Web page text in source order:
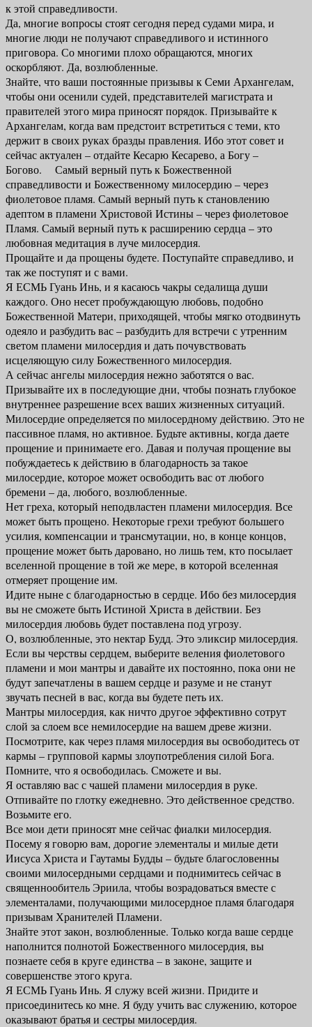
к этой справедливости.
Да, многие вопросы стоят сегодня перед судами мира, и
многие люди не получают справедливого и истинного
приговора. Со многими плохо обращаются, многих
оскорбляют. Да, возлюбленные.
Знайте, что ваши постоянные призывы к Семи Архангелам,
чтобы они осенили судей, представителей магистрата и
правителей этого мира приносят порядок. Призывайте к
Архангелам, когда вам предстоит встретиться с теми, кто
держит в своих руках бразды правления. Ибо этот совет и
сейчас актуален – отдайте Кесарю Кесарево, а Богу –
Богово. Самый верный путь к Божественной
справедливости и Божественному милосердию – через
фиолетовое пламя. Самый верный путь к становлению
адептом в пламени Христовой Истины – через фиолетовое
Пламя. Самый верный путь к расширению сердца – это
любовная медитация в луче милосердия.
Прощайте и да прощены будете. Поступайте справедливо, и
так же поступят и с вами.
Я ЕСМЬ Гуань Инь, и я касаюсь чакры седалища души
каждого. Оно несет пробуждающую любовь, подобно
Божественной Матери, приходящей, чтобы мягко отодвинуть
одеяло и разбудить вас – разбудить для встречи с утренним
светом пламени милосердия и дать почувствовать
исцеляющую силу Божественного милосердия.
А сейчас ангелы милосердия нежно заботятся о вас.
Призывайте их в последующие дни, чтобы познать глубокое
внутреннее разрешение всех ваших жизненных ситуаций.
Милосердие определяется по милосердному действию. Это не
пассивное пламя, но активное. Будьте активны, когда даете
прощение и принимаете его. Давая и получая прощение вы
побуждаетесь к действию в благодарность за такое
милосердие, которое может освободить вас от любого
бремени – да, любого, возлюбленные.
Нет греха, который неподвластен пламени милосердия. Все
может быть прощено. Некоторые грехи требуют большего
усилия, компенсации и трансмутации, но, в конце концов,
прощение может быть даровано, но лишь тем, кто посылает
вселенной прощение в той же мере, в которой вселенная
отмеряет прощение им.
Идите ныне с благодарностью в сердце. Ибо без милосердия
вы не сможете быть Истиной Христа в действии. Без
милосердия любовь будет поставлена под угрозу.
О, возлюбленные, это нектар Будд. Это эликсир милосердия.
Если вы черствы сердцем, выберите веления фиолетового
пламени и мои мантры и давайте их постоянно, пока они не
будут запечатлены в вашем сердце и разуме и не станут
звучать песней в вас, когда вы будете петь их.
Мантры милосердия, как ничто другое эффективно сотрут
слой за слоем все немилосердие на вашем древе жизни.
Посмотрите, как через пламя милосердия вы освободитесь от
кармы – групповой кармы злоупотребления силой Бога.
Помните, что я освободилась. Сможете и вы.
Я оставляю вас с чашей пламени милосердия в руке.
Отпивайте по глотку ежедневно. Это действенное средство.
Возьмите его.
Все мои дети приносят мне сейчас фиалки милосердия.
Посему я говорю вам, дорогие элементалы и милые дети
Иисуса Христа и Гаутамы Будды – будьте благословенны
своими милосердными сердцами и поднимитесь сейчас в
священнообитель Эриила, чтобы возрадоваться вместе с
элементалами, получающими милосердное пламя благодаря
призывам Хранителей Пламени.
Знайте этот закон, возлюбленные. Только когда ваше сердце
наполнится полнотой Божественного милосердия, вы
познаете себя в круге единства – в законе, защите и
совершенстве этого круга.
Я ЕСМЬ Гуань Инь. Я служу всей жизни. Придите и
присоединитесь ко мне. Я буду учить вас служению, которое
оказывают братья и сестры милосердия.